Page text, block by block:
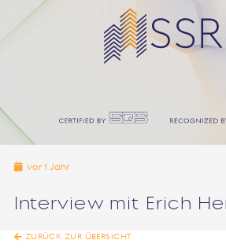
vor 1 Jahr
Interview mit Erich
ZURÜCK ZUR ÜBERSICHT